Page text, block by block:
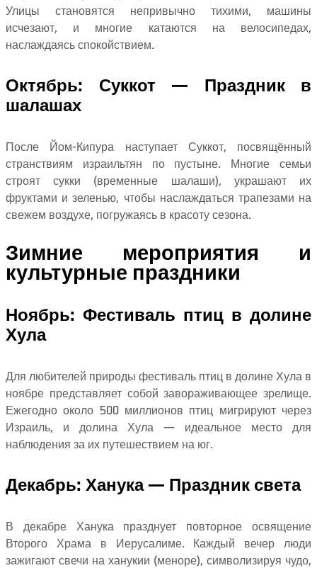
Улицы становятся непривычно тихими, машины
исчезают, и многие катаются на велосипедах,
наслаждаясь спокойствием.
Октябрь: Суккот — Праздник в
шалашах
После Йом-Кипура наступает Суккот, посвящённый
странствиям израильтян по пустыне. Многие семьи
строят сукки (временные шалаши), украшают их
фруктами и зеленью, чтобы наслаждаться трапезами на
свежем воздухе, погружаясь в красоту сезона.
Зимние мероприятия и
культурные праздники
Ноябрь: Фестиваль птиц в долине
Хула
Для любителей природы фестиваль птиц в долине Хула в
ноябре представляет собой завораживающее зрелище.
Ежегодно около 500 миллионов птиц мигрируют через
Израиль, и долина Хула — идеальное место для
наблюдения за их путешествием на юг.
Декабрь: Ханука — Праздник света
В декабре Ханука празднует повторное освящение
Второго Храма в Иерусалиме. Каждый вечер люди
зажигают свечи на ханукии (меноре), символизируя чудо,